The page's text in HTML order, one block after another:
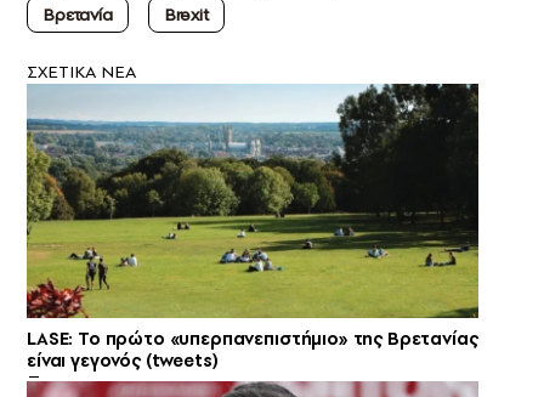
Βρετανία
Brexit
ΣXETIKA NEA
LASE: Το πρώτο «υπερπανεπιστήμιο» της Βρετανίας
είναι γεγονός (tweets)